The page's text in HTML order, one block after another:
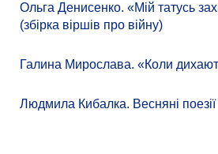
Ольга Денисенко. «Мій татусь
(збірка віршів про війну)
Галина Мирослава. «Коли
Людмила Кибалка. Весняні поезії